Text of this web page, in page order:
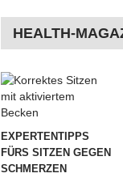
HEALTH-
EXPERTENTIPPS
FÜRS SITZEN GEGEN
SCHMERZEN